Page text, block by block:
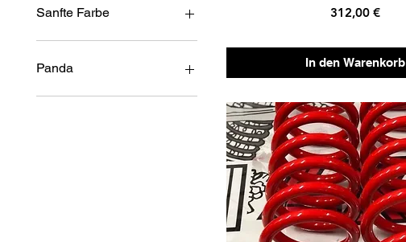
Sanfte Farbe
Panda
4x4
Preis
312,00 €
In den Warenkorb